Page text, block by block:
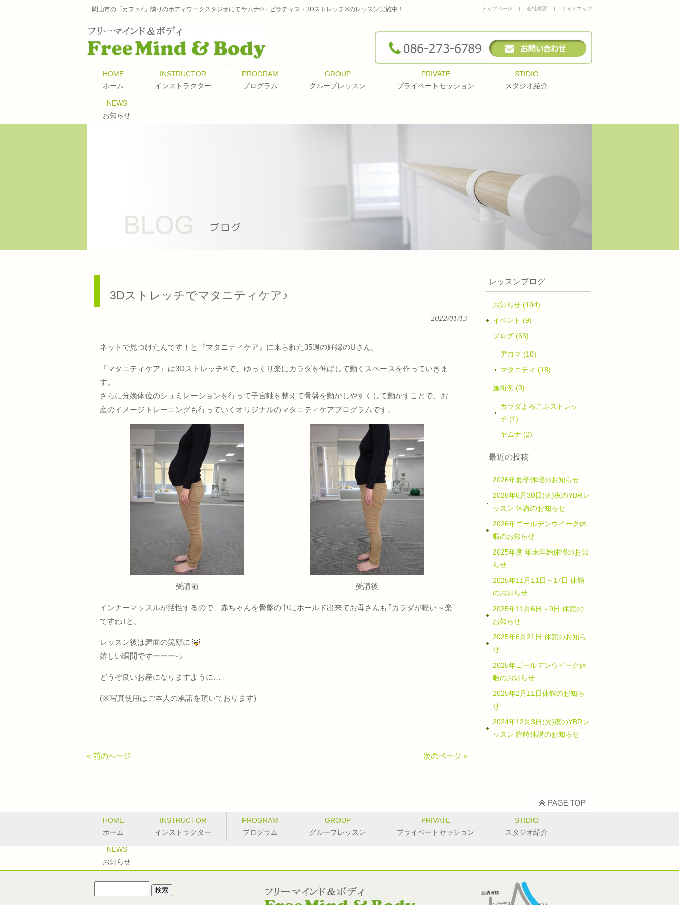
岡山市の「カフェZ」隣りのボディワークスタジオにてヤムナ®・ピラティス・3Dストレッチ®のレッスン実施中！ トップページ | 会社概要 | サイトマップ
HOME
ホーム
INSTRUCTOR
インストラクター
PROGRAM
プログラム
GROUP
グループレッスン
PRIVATE
プライベートセッション
STIDIO
スタジオ紹介
NEWS
お知らせ
3Dストレッチでマタニティケア♪
2022/01/13
ネットで見つけたんです！と『マタニティケア』に来られた35週の妊婦のUさん。
『マタニティケア』は3Dストレッチ®で、ゆっくり楽にカラダを伸ばして動くスペースを作っていきま
す。
さらに分娩体位のシュミレーションを行って子宮軸を整えて骨盤を動かしやすくして動かすことで、お
産のイメージトレーニングも行っていくオリジナルのマタニティケアプログラムです。
受講前 受講後
インナーマッスルが活性するので、赤ちゃんを骨盤の中にホールド出来てお母さんも｢カラダが軽い～楽
ですね｣と。
レッスン後は満面の笑顔に
嬉しい瞬間ですーーーっ
どうぞ良いお産になりますように…
(※写真使用はご本人の承諾を頂いております)
« 前のページ 次のページ »
レッスンブログ
お知らせ (104)
イベント (9)
ブログ (63)
アロマ (10)
マタニティ (18)
施術例 (3)
カラダよろこぶストレッ
チ (1)
ヤムナ (2)
最近の投稿
2026年夏季休暇のお知らせ
2026年6月30日(火)夜のYBRレ
ッスン 休講のお知らせ
2026年ゴールデンウイーク休
暇のお知らせ
2025年度 年末年始休暇のお知
らせ
2025年11月11日～17日 休館
のお知らせ
2025年11月6日～9日 休館の
お知らせ
2025年6月21日 休館のお知ら
せ
2025年ゴールデンウイーク休
暇のお知らせ
2025年2月11日休館のお知ら
せ
2024年12月3日(火)夜のYBRレ
ッスン 臨時休講のお知らせ
HOME
ホーム
INSTRUCTOR
インストラクター
PROGRAM
プログラム
GROUP
グループレッスン
PRIVATE
プライベートセッション
STIDIO
スタジオ紹介
NEWS
お知らせ